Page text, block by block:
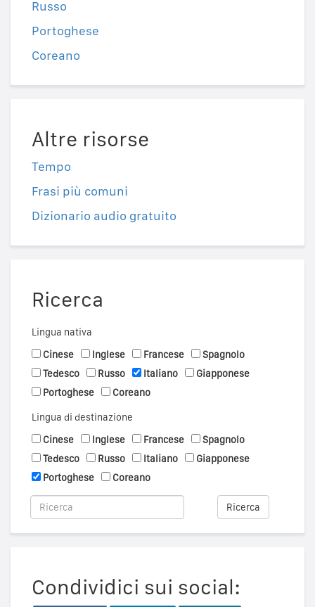
Russo
Portoghese
Coreano
Altre risorse
Tempo
Frasi più comuni
Dizionario audio gratuito
Ricerca
Lingua nativa
Cinese
Inglese Francese
Spagnolo
Tedesco
Russo Italiano
Giapponese
Portoghese
Coreano
Lingua di destinazione
Cinese
Inglese Francese
Spagnolo
Tedesco
Russo Italiano
Giapponese
Portoghese
Coreano
Ricerca
Condividici sui social: